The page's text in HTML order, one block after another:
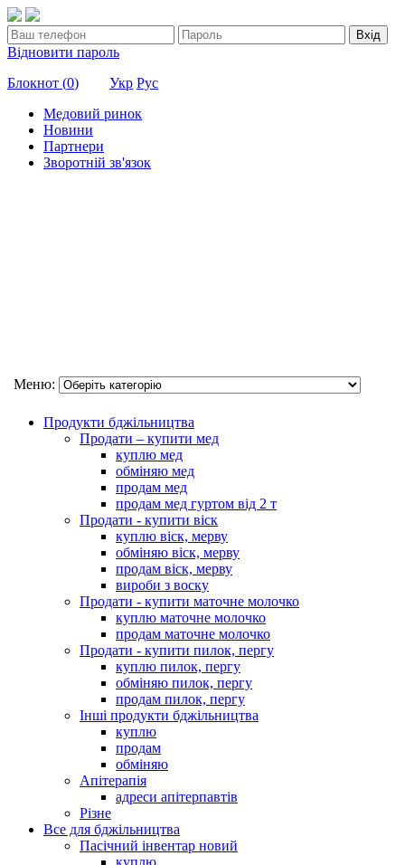
Вхід
Відновити пароль
Блокнот (0) Укр Рус
Медовий ринок
Новини
Партнери
Зворотній зв'язок
Меню:
Продукти бджільництва
Продати – купити мед
куплю мед
обміняю мед
продам мед
продам мед гуртом від 2 т
Продати - купити віск
куплю віск, мерву
обміняю віск, мерву
продам віск, мерву
вироби з воску
Продати - купити маточне молочко
куплю маточне молочко
продам маточне молочко
Продати - купити пилок, пергу
куплю пилок, пергу
обміняю пилок, пергу
продам пилок, пергу
Інші продукти бджільництва
куплю
продам
обміняю
Апітерапія
адреси апітерпавтів
Різне
Все для бджільництва
Пасічний інвентар новий
куплю